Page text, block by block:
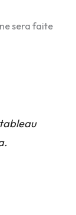
sera faite